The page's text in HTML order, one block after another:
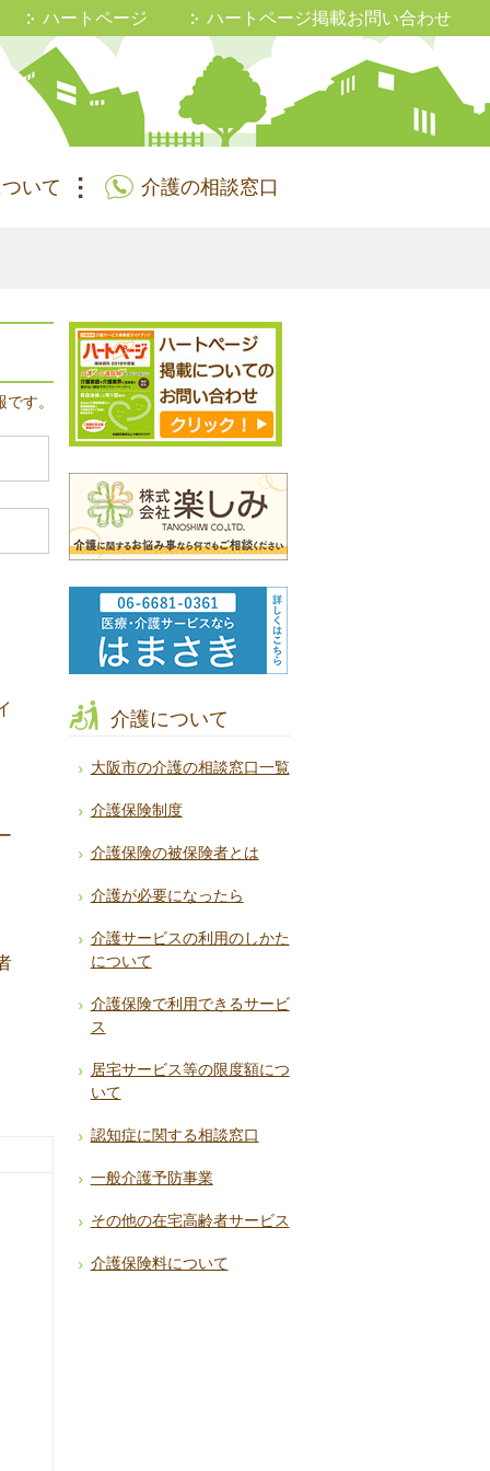
ハートページ ハートページ掲載お問い合わせ
いて 介護の相談窓口
す。
介護について
大阪市の介護の相談窓口一覧
介護保険制度
介護保険の被保険者とは
介護が必要になったら
介護サービスの利用のしかた
について
介護保険で利用できるサービ
ス
居宅サービス等の限度額につ
いて
認知症に関する相談窓口
一般介護予防事業
その他の在宅高齢者サービス
介護保険料について